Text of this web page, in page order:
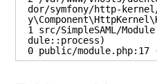
dor/symfony/http-
1 src/SimpleSAML/
dule::process)
0 public/module.php:17